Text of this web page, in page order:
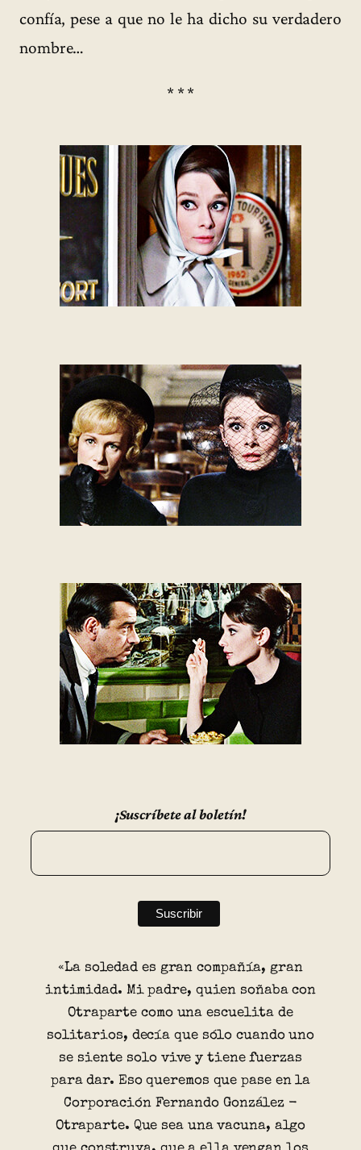
confía, pese a que no le ha dicho su verdadero
nombre…
* * *
¡Suscríbete al boletín!
«La soledad es gran compañía, gran
intimidad. Mi padre, quien soñaba con
Otraparte como una escuelita de
solitarios, decía que sólo cuando uno
se siente solo vive y tiene fuerzas
para dar. Eso queremos que pase en la
Corporación Fernando González -
Otraparte. Que sea una vacuna, algo